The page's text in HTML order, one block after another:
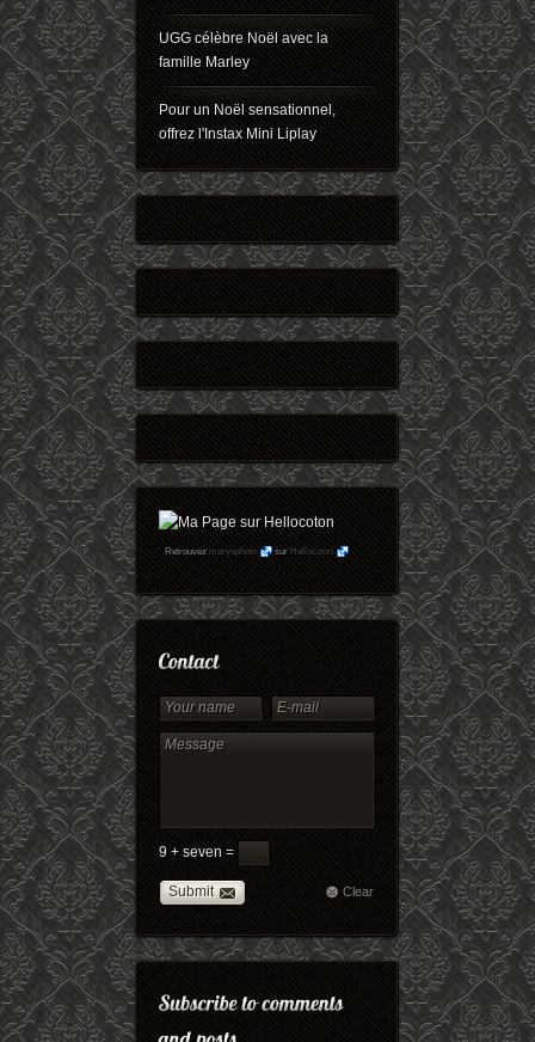
UGG célèbre Noël avec la
famille Marley
Pour un Noël sensationnel,
offrez l'Instax Mini Liplay
Retrouvezmaryophoto surHellocoton
9 + seven =
Submit Clear